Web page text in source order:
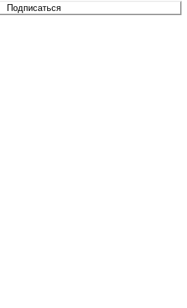
Подписаться